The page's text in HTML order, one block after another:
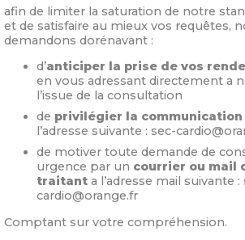
afin de limiter la saturation de notre
et de satisfaire au mieux vos requêtes,
demandons dorénavant :
d’anticiper la prise de vos
en vous adressant directement a
l’issue de la consultation
de privilégier la communication
l’adresse suivante : sec-
de motiver toute demande de
urgence par un courrier ou mail
traitant a l’adresse mail suivante :
cardio@orange.fr
Comptant sur votre compréhension.